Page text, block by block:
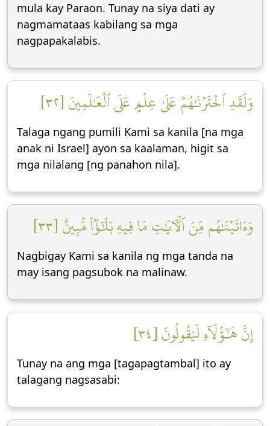
mula kay Paraon. Tunay na siya dati ay
nagmamataas kabilang sa mga
nagpapakalabis.
وَلَقَدِ ٱخۡتَرۡنَٰهُمۡ عَلَىٰ عِلۡمٍ عَلَى ٱلۡعَٰلَمِينَ [٣٢]
Talaga ngang pumili Kami sa kanila [na mga
anak ni Israel] ayon sa kaalaman, higit sa
mga nilalang [ng panahon nila].
وَءَاتَيۡنَٰهُم مِّنَ ٱلۡأٓيَٰتِ مَا فِيهِ بَلَٰٓؤٞاْ مُّبِينٌ [٣٣]
Nagbigay Kami sa kanila ng mga tanda na
may isang pagsubok na malinaw.
إِنَّ هَٰٓؤُلَآءِ لَيَقُولُونَ [٣٤]
Tunay na ang mga [tagapagtambal] ito ay
talagang nagsasabi: